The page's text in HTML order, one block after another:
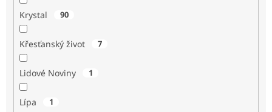
Krystal 90
Křesťanský život 7
Lidové Noviny 1
Lípa 1